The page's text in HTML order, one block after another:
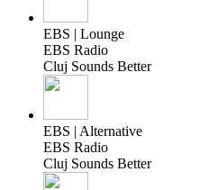
EBS | Lounge
EBS Radio
Cluj Sounds Better
EBS | Alternative
EBS Radio
Cluj Sounds Better